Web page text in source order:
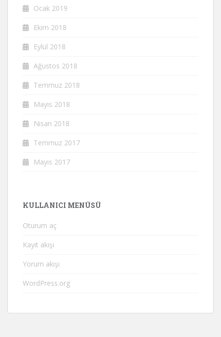
Ocak 2019
Ekim 2018
Eylül 2018
Ağustos 2018
Temmuz 2018
Mayıs 2018
Nisan 2018
Temmuz 2017
Mayıs 2017
KULLANICI MENÜSÜ
Oturum aç
Kayıt akışı
Yorum akışı
WordPress.org